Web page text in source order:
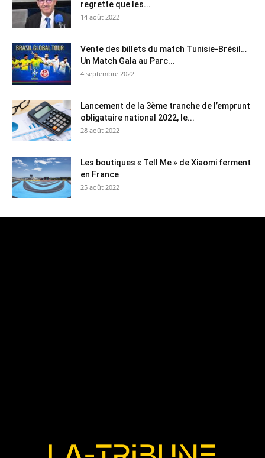
regrette que les...
14 août 2022
Vente des billets du match Tunisie-Brésil…
Un Match Gala au Parc...
4 septembre 2022
Lancement de la 3ème tranche de l’emprunt
obligataire national 2022, le...
28 août 2022
Les boutiques « Tell Me » de Xiaomi ferment
en France
25 août 2022